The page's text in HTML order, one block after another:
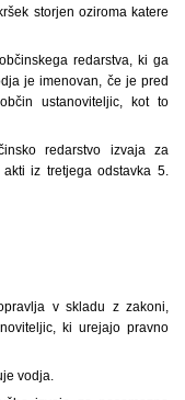
storjen oziroma katere
redarstva, ki ga
je imenovan, če je pred
ustanoviteljic, kot to
redarstvo izvaja za
iz tretjega odstavka 5.
v skladu z zakoni,
ki urejajo pravno
vodja.